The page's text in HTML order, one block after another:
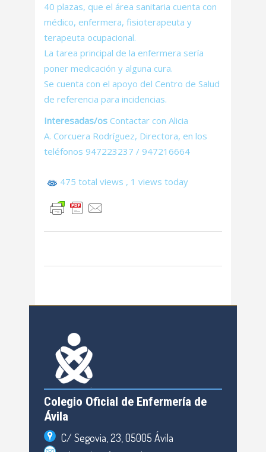
40 plazas, que el área sanitaria cuenta con
médico, enfermera, fisioterapeuta y
terapeuta ocupacional.
La tarea principal de la enfermera sería
poner medicación y alguna cura.
Se cuenta con el apoyo del Centro de Salud
de referencia para incidencias.
Interesadas/os Contactar con Alicia
A. Corcuera Rodríguez, Directora, en los
teléfonos 947223237 / 947216664
475 total views , 1 views today
Colegio Oficial de Enfermería de
Ávila
C/ Segovia, 23, 05005 Ávila